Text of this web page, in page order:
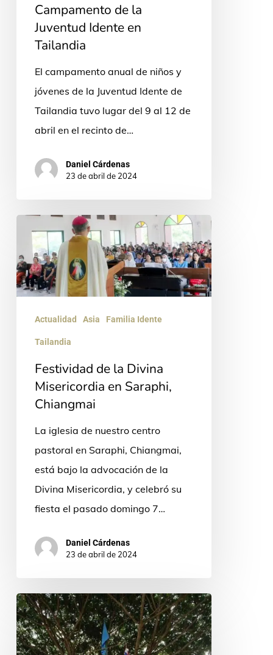
Campamento de la
Juventud Idente en
Tailandia
El campamento anual de niños y
jóvenes de la Juventud Idente de
Tailandia tuvo lugar del 9 al 12 de
abril en el recinto de…
Daniel Cárdenas
23 de abril de 2024
la
Divina
Saraphi,
Actualidad Asia Familia Idente
Tailandia
Festividad de la Divina
Misericordia en Saraphi,
Chiangmai
La iglesia de nuestro centro
pastoral en Saraphi, Chiangmai,
está bajo la advocación de la
Divina Misericordia, y celebró su
fiesta el pasado domingo 7…
Daniel Cárdenas
23 de abril de 2024
Campamento
de
Verano